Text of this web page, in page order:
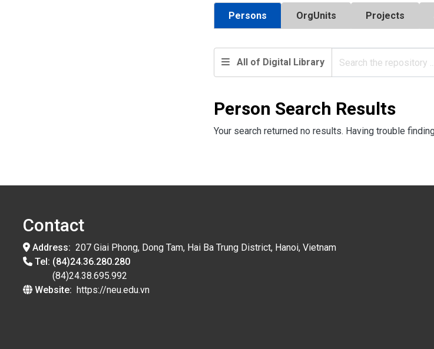
Persons OrgUnits Projects
All of Digital Library
Person Search Results
Your search returned no results. Having trouble
Contact
Address: 207 Giai Phong, Dong Tam, Hai Ba Trung District, Hanoi, Vietnam
Tel: (84)24.36.280.280
(84)24.38.695.992
Website: https://neu.edu.vn